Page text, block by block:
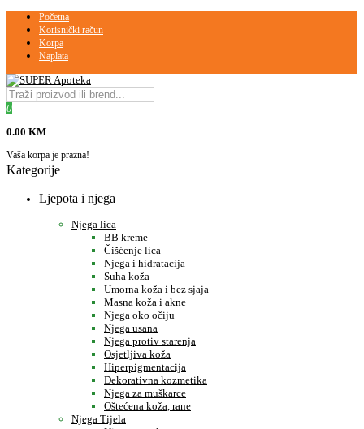
Početna
Korisnički račun
Korpa
Naplata
0
0.00 KM
Vaša korpa je prazna!
Kategorije
Ljepota i njega
Njega lica
BB kreme
Čišćenje lica
Njega i hidratacija
Suha koža
Umorna koža i bez sjaja
Masna koža i akne
Njega oko očiju
Njega usana
Njega protiv starenja
Osjetljiva koža
Hiperpigmentacija
Dekorativna kozmetika
Njega za muškarce
Oštećena koža, rane
Njega Tijela